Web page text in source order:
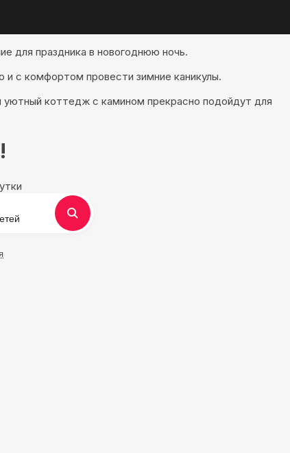
для праздника в новогоднюю ночь.
и с комфортом провести зимние каникулы.
уютный коттедж с камином прекрасно подойдут для